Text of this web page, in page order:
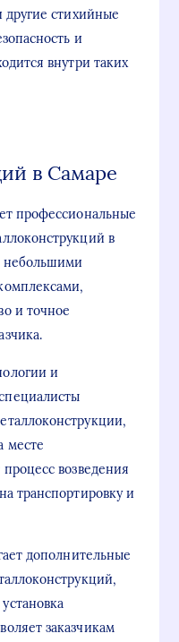
другие стихийные
и
внутри таких
в Самаре
профессиональные
в
небольшими
и точное
и
месте
возведения
транспортировку и
дополнительные
заказчикам